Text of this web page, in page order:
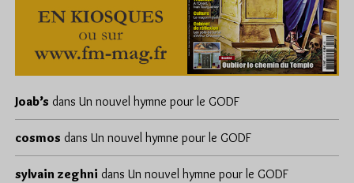
Joab’s dans Un nouvel hymne pour le GODF
cosmos dans Un nouvel hymne pour le GODF
sylvain zeghni dans Un nouvel hymne pour le GODF